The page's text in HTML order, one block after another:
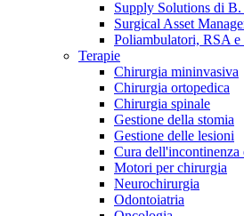
Supply Solutions di B.
Surgical Asset
Poliambulatori, RSA
Terapie
Chirurgia mininvasiva
Chirurgia ortopedica
Chirurgia spinale
Gestione della stomia
Gestione delle lesioni
Cura dell'incontinenza
Motori per chirurgia
Neurochirurgia
Odontoiatria